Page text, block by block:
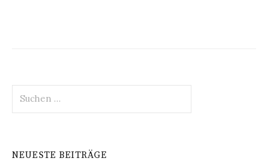
nach:
NEUESTE BEITRÄGE